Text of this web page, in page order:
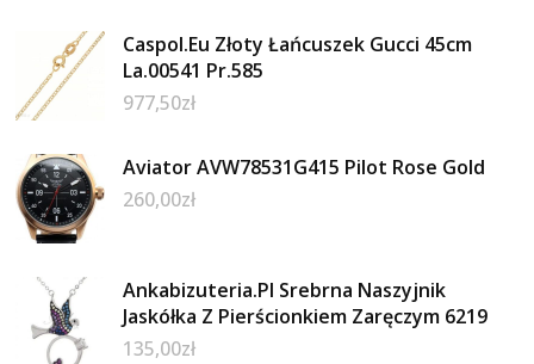
Caspol.Eu Złoty Łańcuszek Gucci 45cm
La.00541 Pr.585
977,50zł
Aviator AVW78531G415 Pilot Rose Gold
260,00zł
Ankabizuteria.Pl Srebrna Naszyjnik
Jaskółka Z Pierścionkiem Zaręczym 6219
135,00zł